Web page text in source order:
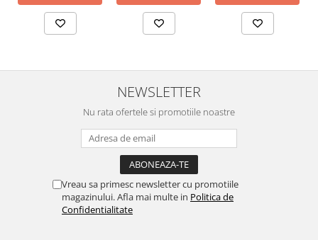
NEWSLETTER
Nu rata ofertele si promotiile noastre
Vreau sa primesc newsletter cu promotiile
magazinului. Afla mai multe in Politica de
Confidentialitate